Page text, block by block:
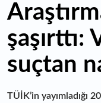
şaşırttı:
suçtan
TÜİK’in yayımladığı